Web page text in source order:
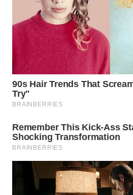
SAMOSIR
WN
PADANG
LAWAS
WN
SUMEDANG
CIANJUR
KEPULAUAN
SERIBU